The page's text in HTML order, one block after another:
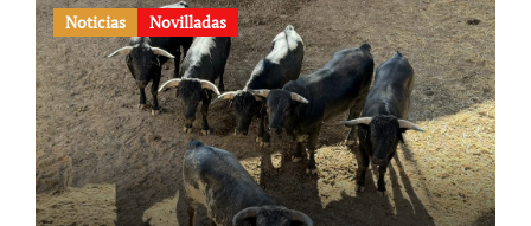
Noticias Novilladas